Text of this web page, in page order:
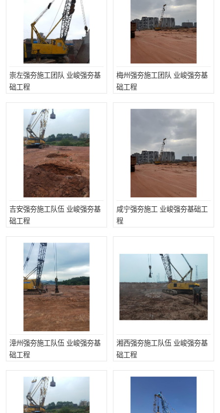
崇左强夯施工团队 业峻强夯基
础工程
梅州强夯施工团队 业峻强夯基
础工程
吉安强夯施工队伍 业峻强夯基
础工程
咸宁强夯施工 业峻强夯基础工
程
漳州强夯施工队伍 业峻强夯基
础工程
湘西强夯施工队伍 业峻强夯基
础工程